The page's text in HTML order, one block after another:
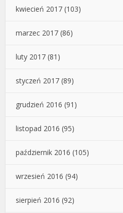
kwiecień 2017 (103)
marzec 2017 (86)
luty 2017 (81)
styczeń 2017 (89)
grudzień 2016 (91)
listopad 2016 (95)
październik 2016 (105)
wrzesień 2016 (94)
sierpień 2016 (92)